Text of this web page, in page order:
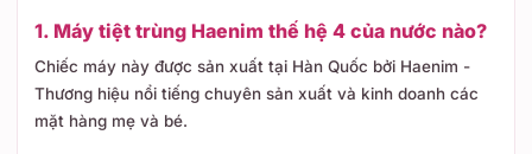
1. Máy tiệt trùng Haenim thế hệ 4 của nước nào?
Chiếc máy này được sản xuất tại Hàn Quốc bởi Haenim -
Thương hiệu nổi tiếng chuyên sản xuất và kinh doanh các
mặt hàng mẹ và bé.